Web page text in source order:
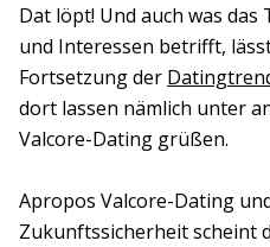
Dat löpt! Und auch was
und Interessen betrifft,
Fortsetzung der
dort lassen nämlich unter
Valcore-Dating grüßen.
Apropos Valcore-Dating
Zukunftssicherheit scheint